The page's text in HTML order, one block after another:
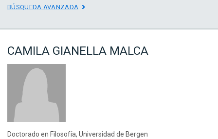
BÚSQUEDA AVANZADA
CAMILA GIANELLA MALCA
Doctorado en Filosofía, Universidad de Bergen